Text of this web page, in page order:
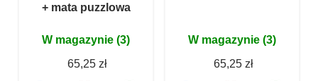
+ mata puzzlowa
W magazynie (3)
65,25 zł
W magazynie (3)
65,25 zł